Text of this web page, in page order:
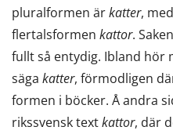
pluralformen ärkatter,
flertalsformen kattor.
fullt så entydig. Ibland hör
säga katter, förmodligen
formen i böcker. Å andra
rikssvensk textkattor, där